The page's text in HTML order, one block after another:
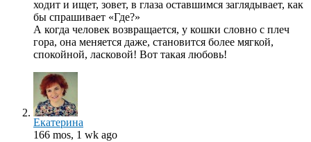
ходит и ищет, зовет, в глаза оставшимся заглядывает, как
бы спрашивает «Где?»
А когда человек возвращается, у кошки словно с плеч
гора, она меняется даже, становится более мягкой,
спокойной, ласковой! Вот такая любовь!
Екатерина
166 mos, 1 wk ago